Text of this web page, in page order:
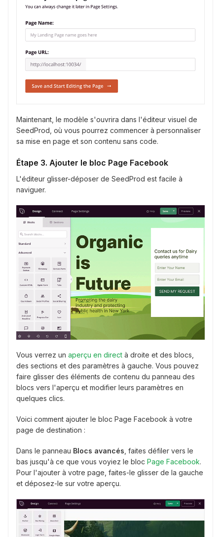
Maintenant, le modèle s'ouvrira dans l'éditeur visuel de
SeedProd, où vous pourrez commencer à personnaliser
sa mise en page et son contenu sans code.
Étape 3. Ajouter le bloc Page Facebook
L'éditeur glisser-déposer de SeedProd est facile à
naviguer.
Vous verrez un aperçu en direct à droite et des blocs,
des sections et des paramètres à gauche. Vous pouvez
faire glisser des éléments de contenu du panneau des
blocs vers l'aperçu et modifier leurs paramètres en
quelques clics.
Voici comment ajouter le bloc Page Facebook à votre
page de destination :
Dans le panneau Blocs avancés , faites défiler vers le
bas jusqu'à ce que vous voyiez le bloc Page Facebook.
Pour l'ajouter à votre page, faites-le glisser de la gauche
et déposez-le sur votre aperçu.